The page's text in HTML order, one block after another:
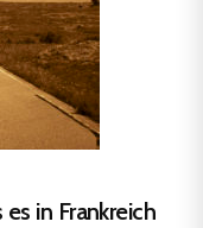
in Frankreich